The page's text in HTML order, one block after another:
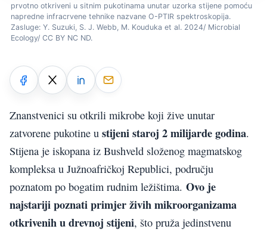
prvotno otkriveni u sitnim pukotinama unutar uzorka stijene pomoću
napredne infracrvene tehnike nazvane O-PTIR spektroskopija.
Zasluge: Y. Suzuki, S. J. Webb, M. Kouduka et al. 2024/ Microbial
Ecology/ CC BY NC ND.
Znanstvenici su otkrili mikrobe koji žive unutar
zatvorene pukotine u stijeni staroj 2 milijarde godina.
Stijena je iskopana iz Bushveld složenog magmatskog
kompleksa u Južnoafričkoj Republici, području
poznatom po bogatim rudnim ležištima. Ovo je
najstariji poznati primjer živih mikroorganizama
otkrivenih u drevnoj stijeni, što pruža jedinstvenu